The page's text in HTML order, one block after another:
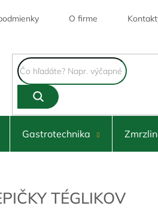
O firme
Gastrotechnika
TÉGLIKOV